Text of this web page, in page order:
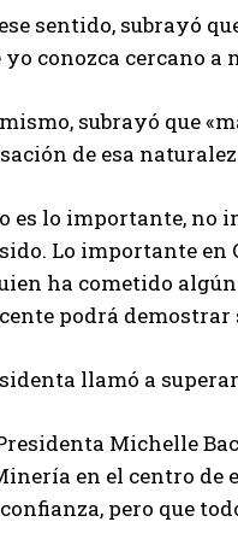
sentido, subrayó
yo conozca cercano a
subrayó que
de esa
es lo importante, no
Lo importante en
ha cometido
podrá demostrar
llamó a
Michelle
en el centro de
pero que